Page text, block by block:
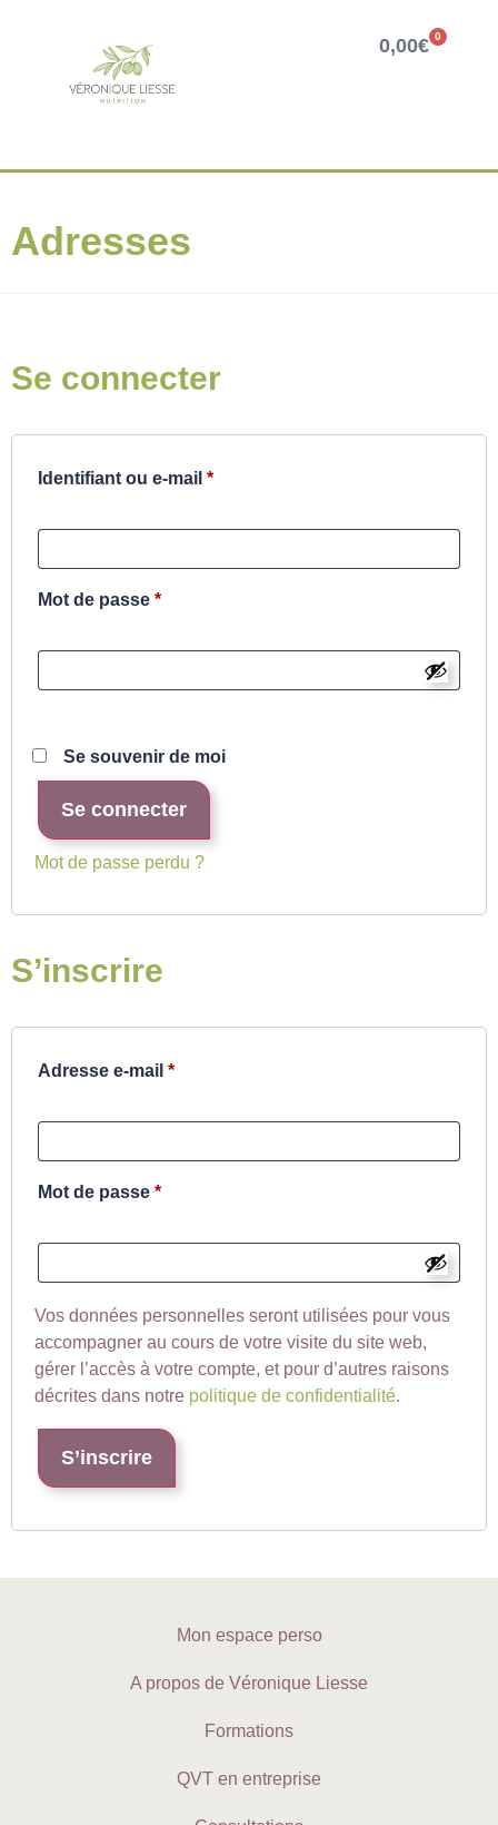
0,00€ 0
Adresses
Se connecter
Identifiant ou e-mail *
Mot de passe *
Se souvenir de moi
Se connecter
Mot de passe perdu ?
S’inscrire
Adresse e-mail *
Mot de passe *
Vos données personnelles seront utilisées pour vous
accompagner au cours de votre visite du site web,
gérer l’accès à votre compte, et pour d’autres raisons
décrites dans notre politique de confidentialité.
S’inscrire
Mon espace perso
A propos de Véronique Liesse
Formations
QVT en entreprise